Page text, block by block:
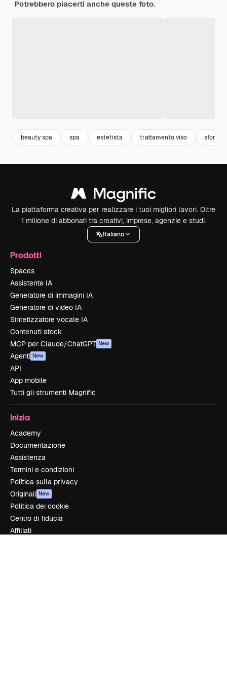
Potrebbero piacerti anche queste foto.
beauty spa spa estetista trattamento viso sfondo
La piattaforma creativa per realizzare i tuoi migliori lavori. Oltre
1 milione di abbonati tra creativi, imprese, agenzie e studi.
Italiano
Prodotti
Spaces
Assistente IA
Generatore di immagini IA
Generatore di video IA
Sintetizzatore vocale IA
Contenuti stock
MCP per Claude/ChatGPT New
Agenti New
API
App mobile
Tutti gli strumenti Magnific
Inizia
Academy
Documentazione
Assistenza
Termini e condizioni
Politica sulla privacy
Originali New
Politica dei cookie
Centro di fiducia
Affiliati